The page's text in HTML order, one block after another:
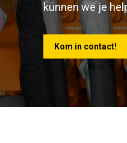
kunnen we je
Kom in contact!